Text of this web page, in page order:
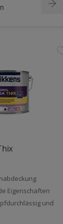
Eigenschaften
und